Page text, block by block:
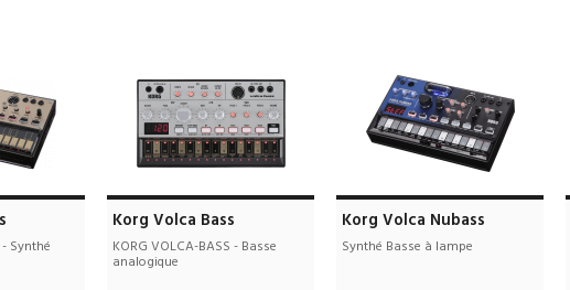
- Synthé
Korg Volca Bass
KORG VOLCA-BASS - Basse
analogique
Korg Volca Nubass
Synthé Basse à lampe